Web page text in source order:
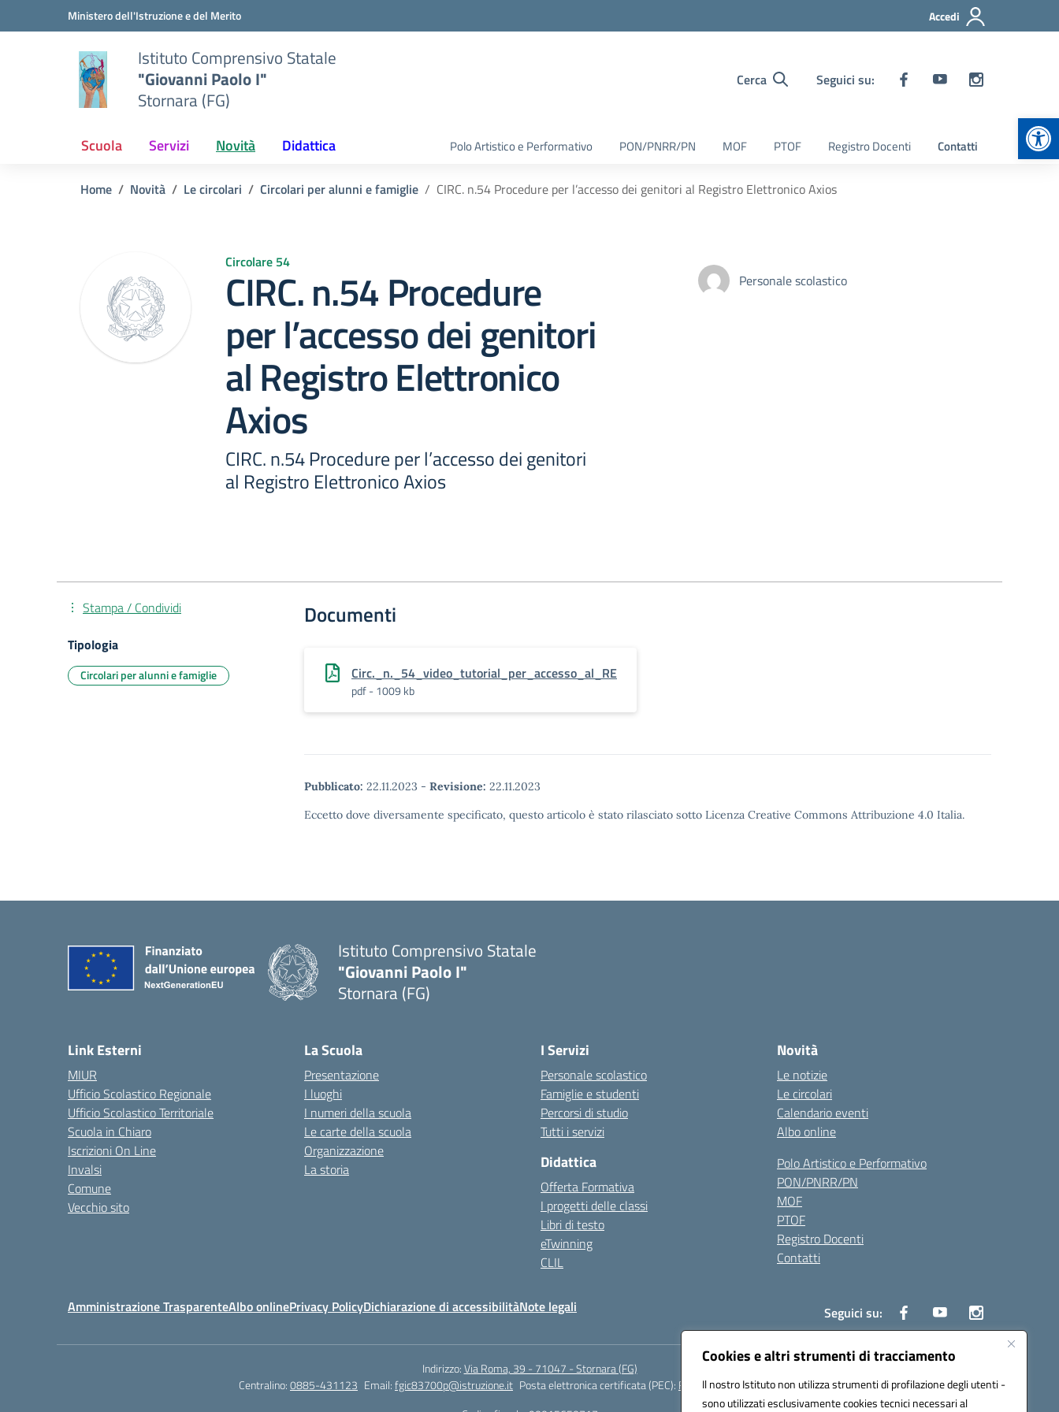
Cookies e altri strumenti di tracciamento
Il nostro Istituto non utilizza strumenti di profilazione degli utenti -
sono utilizzati esclusivamente cookies tecnici necessari al
Vai ai contenuti
Vai al menu di navigazioneMinistero dell'Istruzione e del Merito Accedi
Istituto Comprensivo Statale
"Giovanni Paolo I"
Stornara (FG)
Cerca Seguici su:
Scuola Servizi Novità Didattica Polo Artistico e Performativo PON/PNRR/PN MOF PTOF Registro Docenti Contatti
Home Novità Le circolari Circolari per alunni e famiglie CIRC. n.54 Procedure per l’accesso dei genitori al Registro Elettronico Axios
Circolare 54
CIRC. n.54 Procedure
per l’accesso dei genitori
al Registro Elettronico
Axios
CIRC. n.54 Procedure per l’accesso dei genitori
al Registro Elettronico Axios
Personale scolastico
Documenti
Circ._n._54_video_tutorial_per_accesso_al_RE
pdf - 1009 kb
Pubblicato: 22.11.2023 - Revisione: 22.11.2023
Eccetto dove diversamente specificato, questo articolo è stato rilasciato sotto Licenza Creative Commons Attribuzione 4.0 Italia.
Stampa / Condividi
Tipologia
Circolari per alunni e famiglie
Istituto Comprensivo Statale
"Giovanni Paolo I"
Stornara (FG)
Link Esterni
MIUR
Ufficio Scolastico Regionale
Ufficio Scolastico Territoriale
Scuola in Chiaro
Iscrizioni On Line
Invalsi
Comune
Vecchio sito
La Scuola
Presentazione
I luoghi
I numeri della scuola
Le carte della scuola
Organizzazione
La storia
I Servizi
Personale scolastico
Famiglie e studenti
Percorsi di studio
Tutti i servizi
Didattica
Offerta Formativa
I progetti delle classi
Libri di testo
eTwinning
CLIL
Novità
Le notizie
Le circolari
Calendario eventi
Albo online
Polo Artistico e Performativo
PON/PNRR/PN
MOF
PTOF
Registro Docenti
Contatti
Amministrazione TrasparenteAlbo onlinePrivacy PolicyDichiarazione di accessibilitàNote legali Seguici su:
Indirizzo:Via Roma, 39 - 71047 - Stornara (FG)
Centralino:0885-431123 Email:fgic83700p@istruzione.it Posta elettronica certificata (PEC): FGIC83700P@pec.istruzione.it